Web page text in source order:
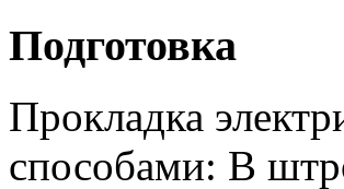
Подготовка
Прокладка
способами: В